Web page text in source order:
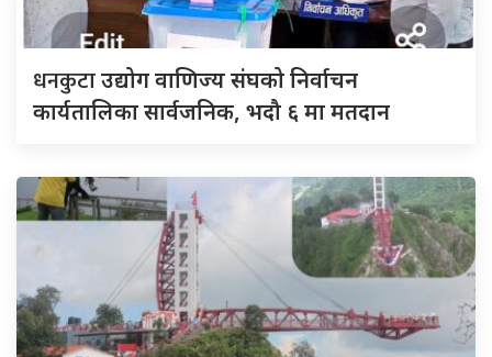
धनकुटाउद्योग वाणिज्य संघको निर्वाचन
कार्यतालिका सार्वजनिक, भदौ ६ मा मतदान